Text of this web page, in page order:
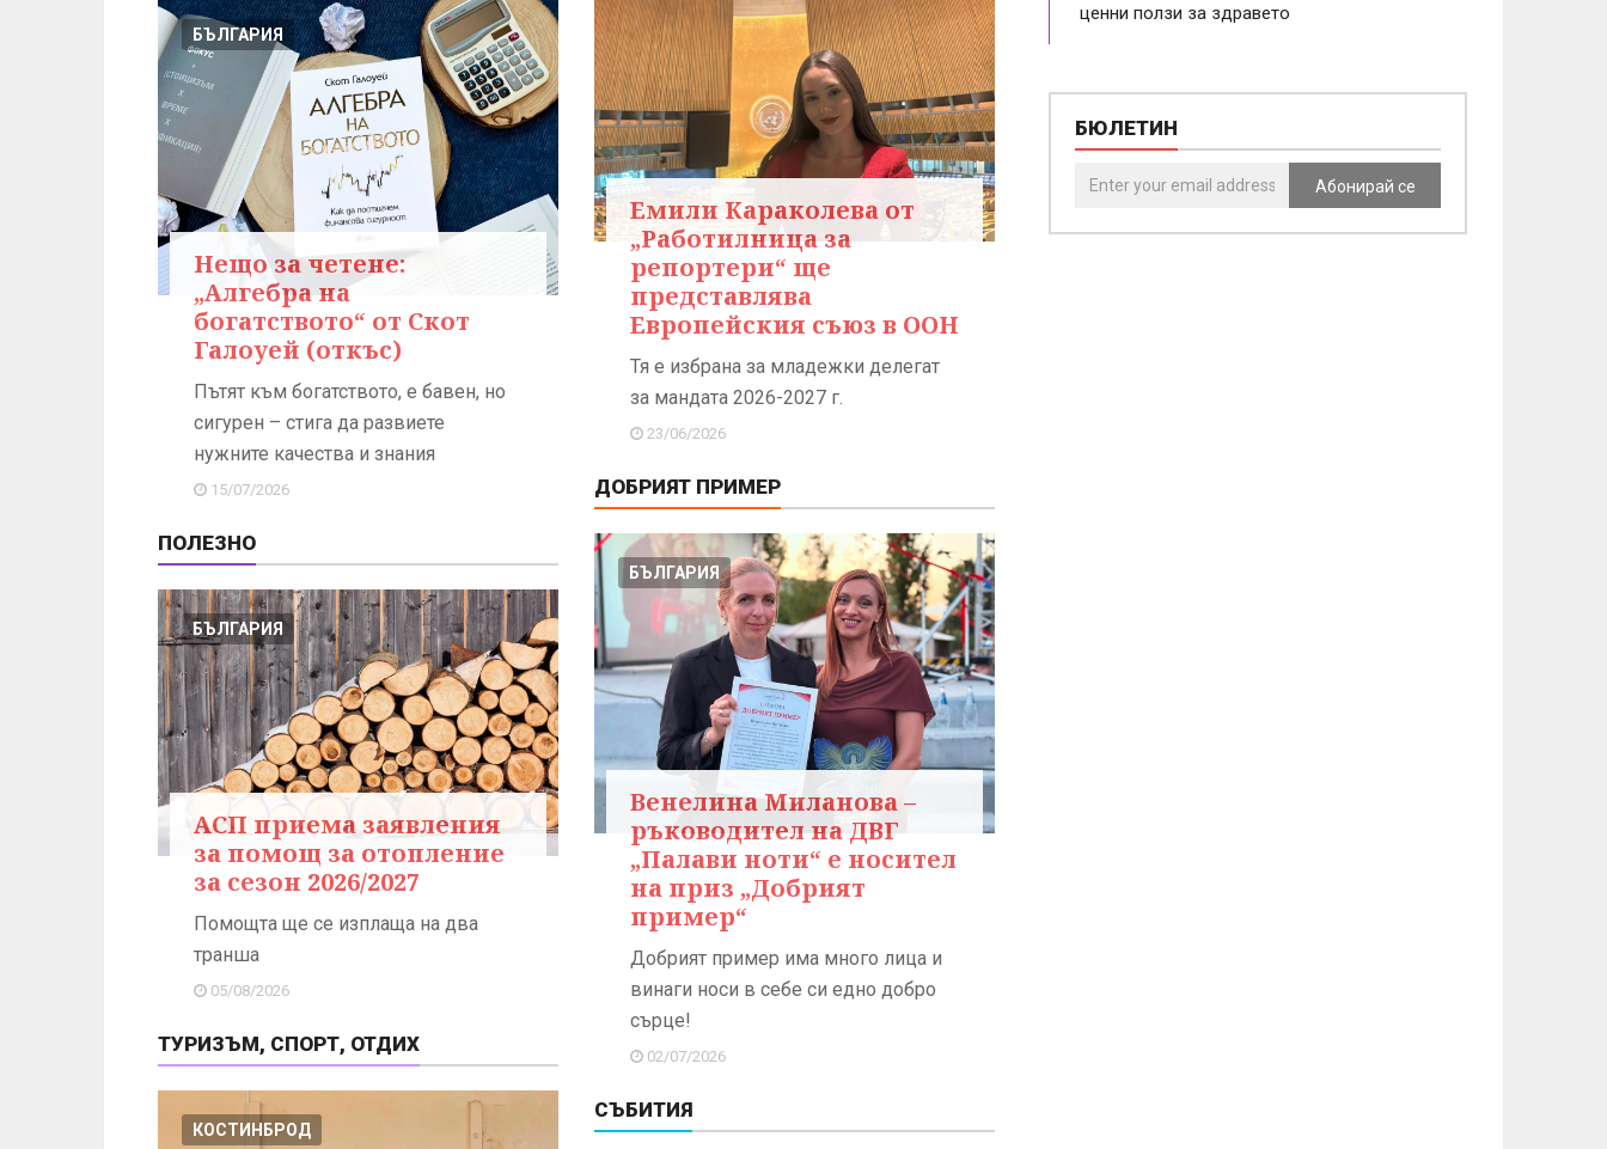
БЪЛГАРИЯ
Нещо за четене:
„Алгебра на
богатството“ от Скот
Галоуей (откъс)
Пътят към богатството, е бавен, но
сигурен – стига да развиете
нужните качества и знания
15/07/2026
ПОЛЕЗНО
БЪЛГАРИЯ
АСП приема заявления
за помощ за отопление
за сезон 2026/2027
Помощта ще се изплаща на два
транша
05/08/2026
ТУРИЗЪМ, СПОРТ, ОТДИХ
КОСТИНБРОД
Емили Караколева от
„Работилница за
репортери“ ще
представлява
Европейския съюз в ООН
Тя е избрана за младежки делегат
за мандата 2026-2027 г.
23/06/2026
ДОБРИЯТ ПРИМЕР
БЪЛГАРИЯ
Венелина Миланова –
ръководител на ДВГ
„Палави ноти“ е носител
на приз „Добрият
пример“
Добрият пример има много лица и
винаги носи в себе си едно добро
сърце!
02/07/2026
СЪБИТИЯ
ценни ползи за здравето
БЮЛЕТИН
Абонирай се